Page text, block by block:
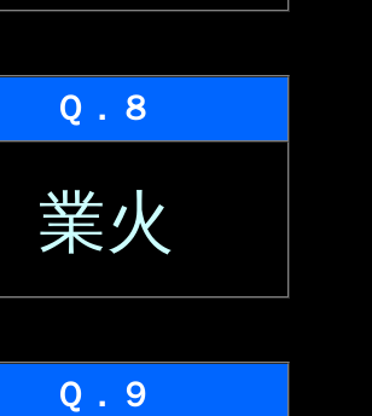
Ｑ．８
業火
Ｑ．９